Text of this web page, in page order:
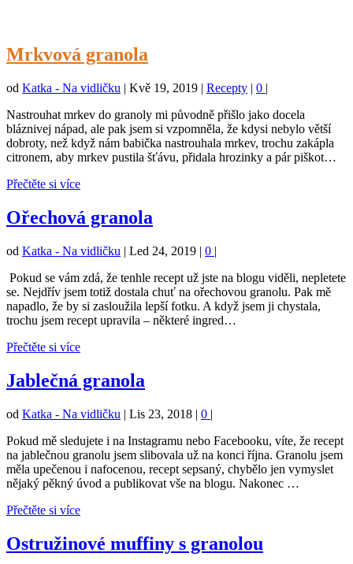
Mrkvová granola
od Katka - Na vidličku | Kvě 19, 2019 | Recepty | 0 |
Nastrouhat mrkev do granoly mi původně přišlo jako docela
bláznivej nápad, ale pak jsem si vzpomněla, že kdysi nebylo větší
dobroty, než když nám babička nastrouhala mrkev, trochu zakápla
citronem, aby mrkev pustila šťávu, přidala hrozinky a pár piškot…
Přečtěte si více
Ořechová granola
od Katka - Na vidličku | Led 24, 2019 | 0 |
Pokud se vám zdá, že tenhle recept už jste na blogu viděli, nepletete
se. Nejdřív jsem totiž dostala chuť na ořechovou granolu. Pak mě
napadlo, že by si zasloužila lepší fotku. A když jsem ji chystala,
trochu jsem recept upravila – některé ingred…
Přečtěte si více
Jablečná granola
od Katka - Na vidličku | Lis 23, 2018 | 0 |
Pokud mě sledujete i na Instagramu nebo Facebooku, víte, že recept
na jablečnou granolu jsem slibovala už na konci října. Granolu jsem
měla upečenou i nafocenou, recept sepsaný, chybělo jen vymyslet
nějaký pěkný úvod a publikovat vše na blogu. Nakonec …
Přečtěte si více
Ostružinové muffiny s granolou